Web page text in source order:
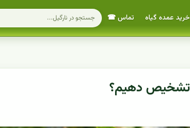
خرید عمده گیاه تماس ☎
تشخیص دهیم؟